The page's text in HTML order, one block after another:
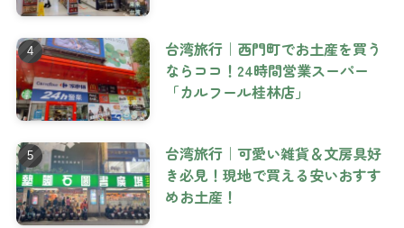
台湾旅行｜西門町でお土産を買う
ならココ！24時間営業スーパー
「カルフール桂林店」
台湾旅行｜可愛い雑貨＆文房具好
き必見！現地で買える安いおすす
めお土産！